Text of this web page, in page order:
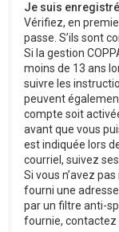
Je suis
Vérifiez, en
passe. S’ils sont
Si la gestion
moins de 13 ans
suivre les
peuvent
compte soit
avant que vous
est indiquée lors
courriel, suivez
Si vous n’avez
fourni une
par un filtre anti-
fournie, contactez